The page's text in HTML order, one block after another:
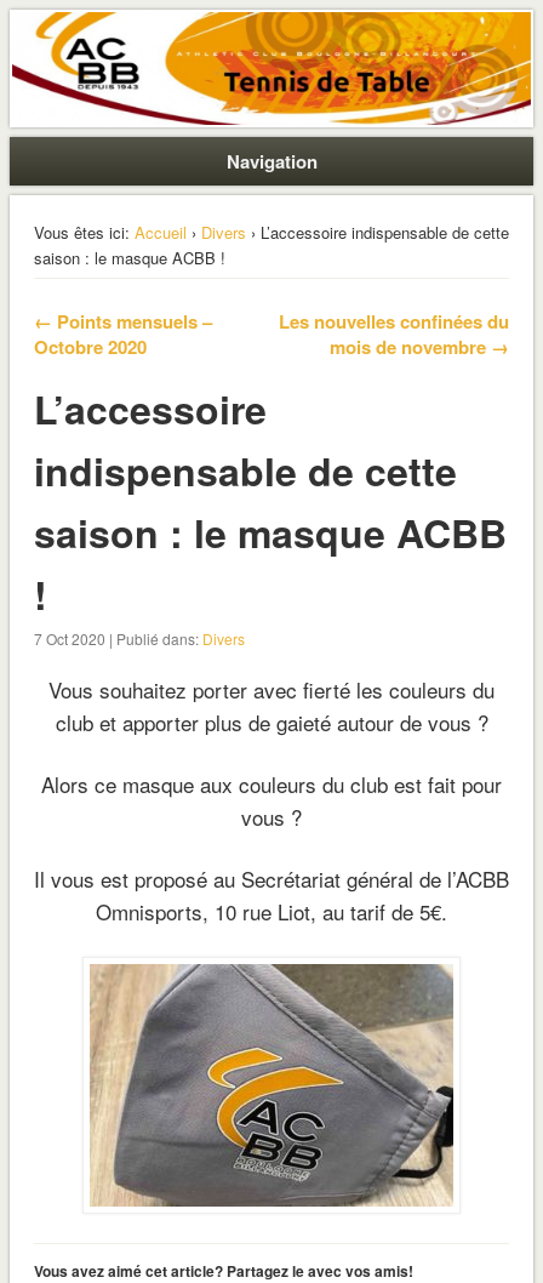
ACBB – Tennis de Table
La section ping de Boulogne
Navigation
Vous êtes ici: Accueil › Divers › L’accessoire indispensable de cette
saison : le masque ACBB !
← Points mensuels –
Octobre 2020
Les nouvelles confinées du
mois de novembre →
L’accessoire
indispensable de cette
saison : le masque ACBB
!
7 Oct 2020 | Publié dans: Divers
Vous souhaitez porter avec fierté les couleurs du
club et apporter plus de gaieté autour de vous ?
Alors ce masque aux couleurs du club est fait pour
vous ?
Il vous est proposé au Secrétariat général de l’ACBB
Omnisports, 10 rue Liot, au tarif de 5€.
Vous avez aimé cet article? Partagez le avec vos amis!